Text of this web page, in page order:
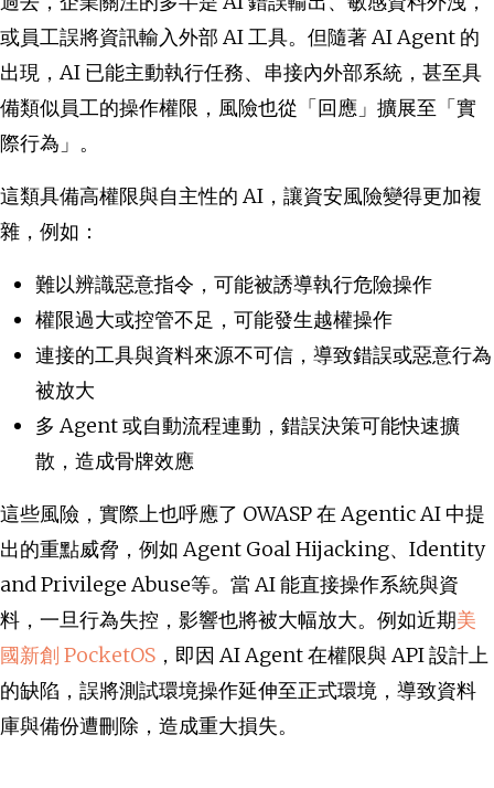
或員工誤將資訊輸入外部 AI 工具。但隨著 AI Agent 的
出現，AI 已能主動執行任務、串接內外部系統，甚至具
備類似員工的操作權限，風險也從「回應」擴展至「實
際行為」。
這類具備高權限與自主性的 AI，讓資安風險變得更加複
雜，例如：
難以辨識惡意指令，可能被誘導執行危險操作
權限過大或控管不足，可能發生越權操作
連接的工具與資料來源不可信，導致錯誤或惡意行為
被放大
多 Agent 或自動流程連動，錯誤決策可能快速擴
散，造成骨牌效應
這些風險，實際上也呼應了 OWASP 在 Agentic AI 中提
出的重點威脅，例如 Agent Goal Hijacking、Identity
and Privilege Abuse等。當 AI 能直接操作系統與資
料，一旦行為失控，影響也將被大幅放大。例如近期美
國新創 PocketOS ，即因 AI Agent 在權限與 API 設計上
的缺陷，誤將測試環境操作延伸至正式環境，導致資料
庫與備份遭刪除，造成重大損失。